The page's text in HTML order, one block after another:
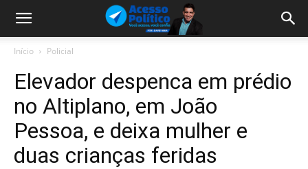
Início Policial
Elevador despenca em prédio
no Altiplano, em João
Pessoa, e deixa mulher e
duas crianças feridas